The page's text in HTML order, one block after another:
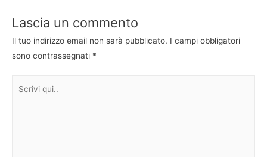
Lascia un commento
Il tuo indirizzo email non sarà pubblicato. I campi obbligatori
sono contrassegnati *